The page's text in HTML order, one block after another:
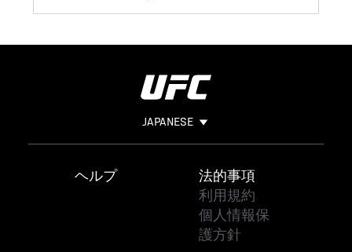
JAPANESE
ヘルプ
法的事項
利用規約
個人情報保
護方針